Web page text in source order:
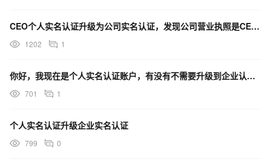
CEO个人实名认证升级为公司实名认证，发现公司营业执照是CEO的姐姐，怎么解决？
1202 1
你好，我现在是个人实名认证账户，有没有不需要升级到企业认证账户，就可以设置短信发送频率的办法？
701 1
个人实名认证升级企业实名认证
799 0